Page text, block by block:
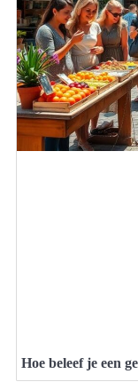
Hoe beleef je een